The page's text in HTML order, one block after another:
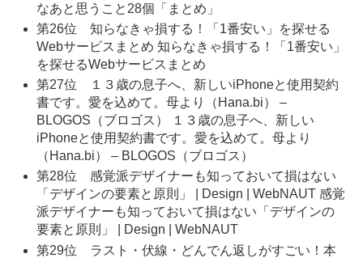
なあと思うこと28個「まとめ」
第26位 知らなきゃ損する！「1番安い」を探せる
Webサービスまとめ 知らなきゃ損する！「1番安い」
を探せるWebサービスまとめ
第27位 １３歳の息子へ、新しいiPhoneと使用契約
書です。愛を込めて。母より（Hana.bi） –
BLOGOS（ブロゴス） １３歳の息子へ、新しい
iPhoneと使用契約書です。愛を込めて。母より
（Hana.bi） – BLOGOS（ブロゴス）
第28位 感覚派デザイナーも知っておいて損はない
「デザインの要素と原則」 | Design | WebNAUT 感覚
派デザイナーも知っておいて損はない「デザインの
要素と原則」 | Design | WebNAUT
第29位 ラスト・伏線・どんでん返しがすごい！本